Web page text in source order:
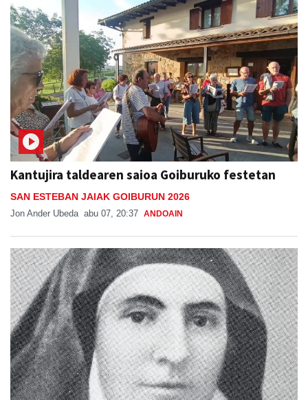
Kantujira taldearen saioa Goiburuko festetan
SAN ESTEBAN JAIAK GOIBURUN 2026
Jon Ander Ubeda abu 07, 20:37 ANDOAIN